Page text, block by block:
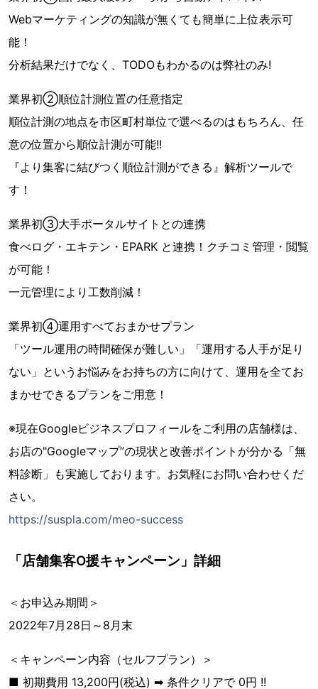
Webマーケティングの知識が無くても簡単に上位表示可
能！
分析結果だけでなく、TODOもわかるのは弊社のみ!
業界初②順位計測位置の任意指定
順位計測の地点を市区町村単位で選べるのはもちろん、任
意の位置から順位計測が可能!!
『より集客に結びつく順位計測ができる』解析ツールで
す！
業界初③大手ポータルサイトとの連携
食べログ・エキテン・EPARK と連携！クチコミ管理・閲覧
が可能！
一元管理により工数削減！
業界初④運用すべておまかせプラン
「ツール運用の時間確保が難しい」「運用する人手が足り
ない」というお悩みをお持ちの方に向けて、運用を全てお
まかせできるプランをご用意！
※現在Googleビジネスプロフィールをご利用の店舗様は、
お店の"Googleマップ”の現状と改善ポイントが分かる「無
料診断」も実施しております。お気軽にお問い合わせくだ
さい。
https://suspla.com/meo-success
「店舗集客O援キャンペーン」詳細
＜お申込み期間＞
2022年7月28日～8月末
＜キャンペーン内容（セルフプラン）＞
■ 初期費用 13,200円(税込) ➡ 条件クリアで 0円 !!